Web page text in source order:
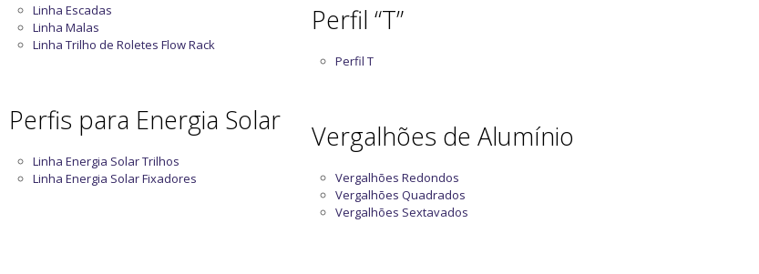
Linha Escadas
Linha Malas
Linha Trilho de Roletes Flow Rack
Perfis para Energia Solar
Linha Energia Solar Trilhos
Linha Energia Solar Fixadores
Perfil “T”
Perfil T
Vergalhões de Alumínio
Vergalhões Redondos
Vergalhões Quadrados
Vergalhões Sextavados